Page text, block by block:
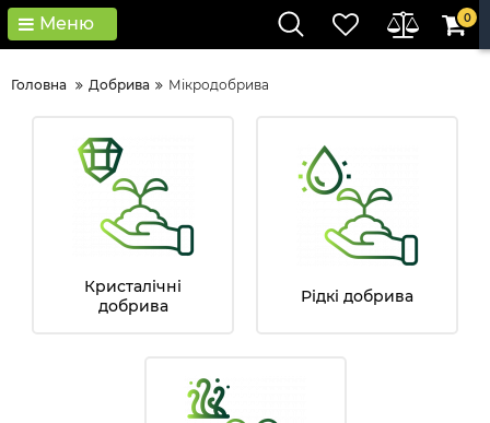
Меню 0
Головна Добрива Мікродобрива
Кристалічні
добрива
Рідкі добрива